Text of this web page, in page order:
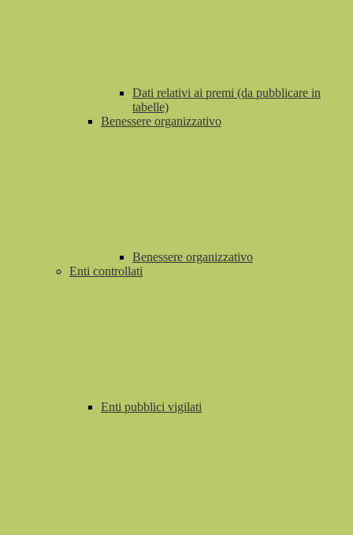
Dati relativi ai premi (da pubblicare in
tabelle)
Benessere organizzativo
Benessere organizzativo
Enti controllati
Enti pubblici vigilati